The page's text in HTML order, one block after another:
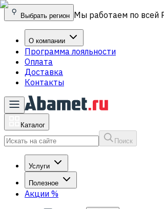
Выбрать регион Мы работаем по всей
О компании
Программа лояльности
Оплата
Доставка
Контакты
Каталог
Поиск
Услуги
Полезное
Акции %